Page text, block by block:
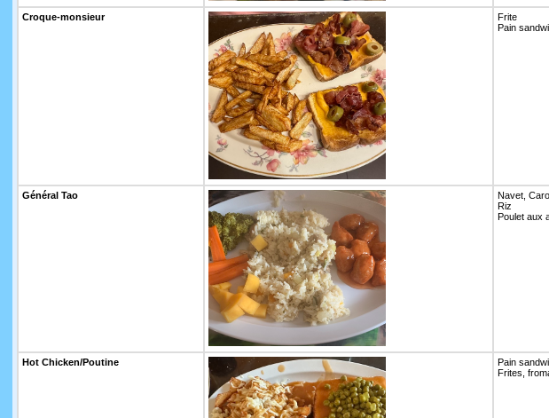
Croque-monsieur
Frite
Pain
Général Tao
Navet,
Riz
Poulet aux
Hot Chicken/Poutine
Pain
Frites,